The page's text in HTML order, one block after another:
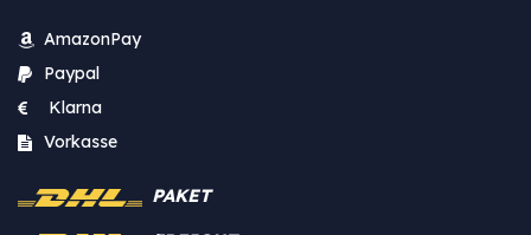
AmazonPay
Paypal
Klarna
Vorkasse
PAKET